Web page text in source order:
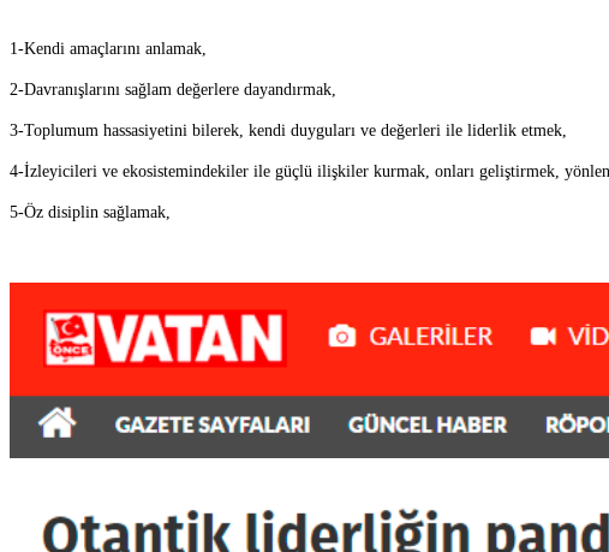
1-Kendi amaçlarını anlamak,
2-Davranışlarını sağlam değerlere dayandırmak,
3-Toplumum hassasiyetini bilerek, kendi duyguları ve değerleri ile liderlik etmek,
4-İzleyicileri ve ekosistemindekiler ile güçlü ilişkiler kurmak, onları geliştirmek,
5-Öz disiplin sağlamak,